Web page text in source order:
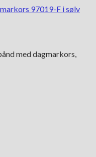
97019-F i sølv
med dagmarkors,